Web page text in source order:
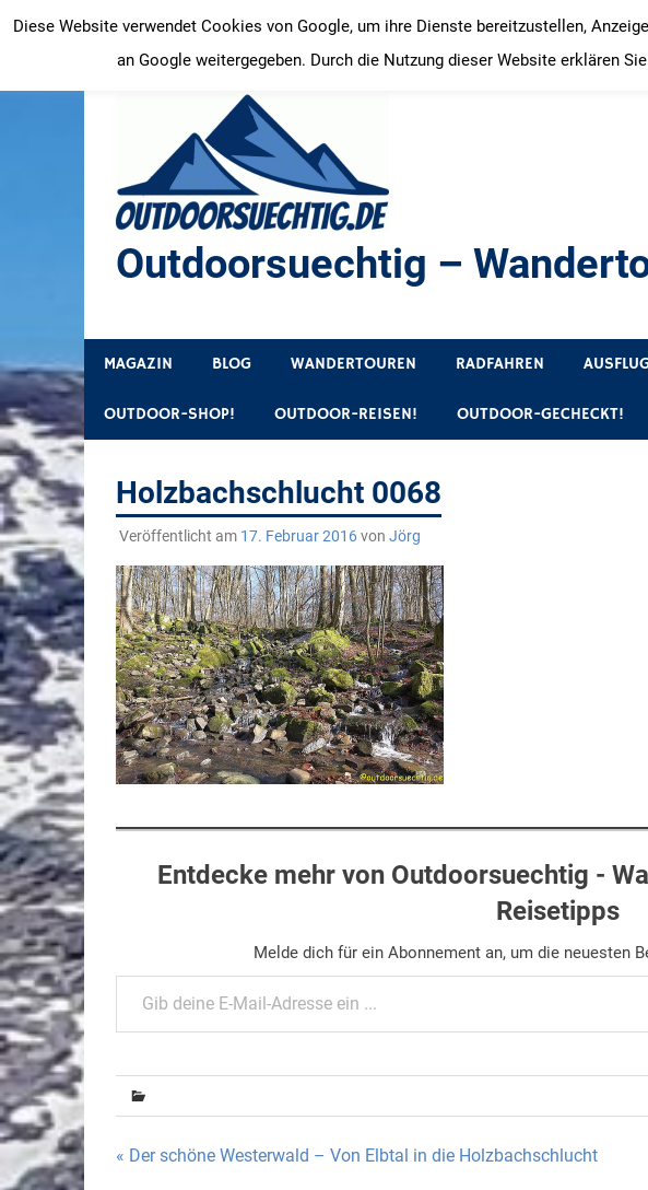
Inhalt
springen
Outdoorsuechtig –
MAGAZIN BLOG WANDERTOUREN RADFAHREN
OUTDOOR-SHOP! OUTDOOR-REISEN! OUTDOOR-GECHECKT!
Holzbachschlucht 0068
Veröffentlicht am 17. Februar 2016von Jörg
Entdecke mehr von Outdoorsuechtig -
Reisetipps
Melde dich für ein Abonnement an, um die neuesten
Gib deine E-Mail-Adresse ein ...
Beitragsnavigation
« Der schöne Westerwald – Von Elbtal in die Holzbachschlucht
Diese Website verwendet Cookies von Google, um ihre Dienste bereitzustellen,
an Google weitergegeben. Durch die Nutzung dieser Website erklären